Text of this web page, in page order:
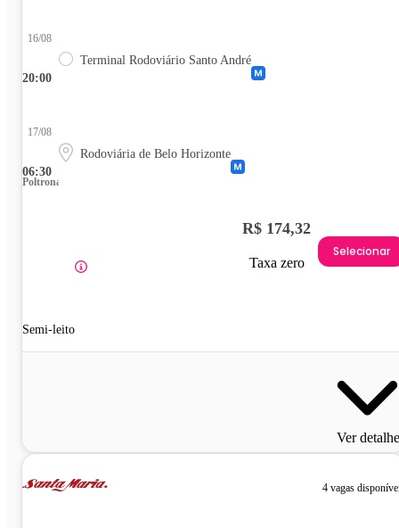
20:00
16/08
Terminal Rodoviário Santo André
06:30
17/08
Rodoviária de Belo Horizonte
Poltrona
Semi-leito
R$ 174,32
Taxa zero
Selecionar
Ver
4 vagas